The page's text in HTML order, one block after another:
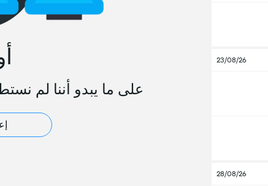
23/08/26
28/08/26
على ما يبدو أننا لم